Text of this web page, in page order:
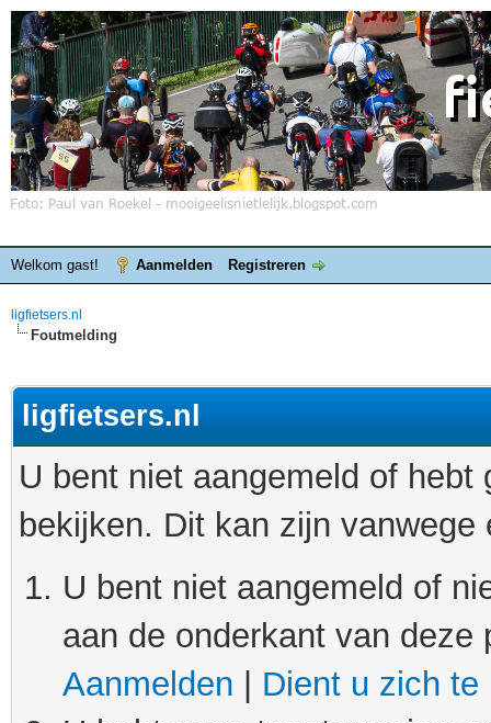
Welkom gast! Aanmelden Registreren
ligfietsers.nl
Foutmelding
ligfietsers.nl
U bent niet aangemeld of
bekijken. Dit kan zijn
U bent niet aangemeld of
aan de onderkant van
Aanmelden
Dient u zich te